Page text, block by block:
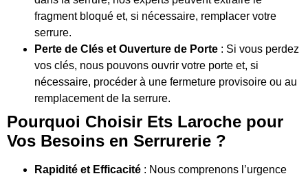
fragment bloqué et, si nécessaire, remplacer votre
serrure.
Perte de Clés et Ouverture de Porte : Si vous perdez
vos clés, nous pouvons ouvrir votre porte et, si
nécessaire, procéder à une fermeture provisoire ou au
remplacement de la serrure.
Pourquoi Choisir Ets Laroche pour
Vos Besoins en Serrurerie ?
Rapidité et Efficacité : Nous comprenons l’urgence